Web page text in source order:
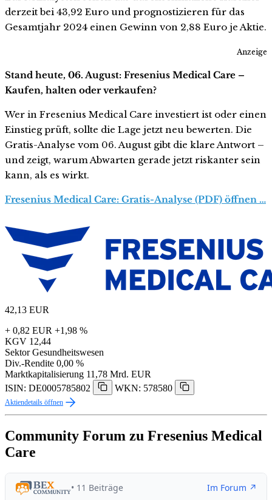
derzeit bei 43,92 Euro und prognostizieren für das
Gesamtjahr 2024 einen Gewinn von 2,88 Euro je Aktie.
Anzeige
Stand heute, 06. August: Fresenius Medical Care –
Kaufen, halten oder verkaufen?
Wer in Fresenius Medical Care investiert ist oder einen
Einstieg prüft, sollte die Lage jetzt neu bewerten. Die
Gratis-Analyse vom 06. August gibt die klare Antwort –
und zeigt, warum Abwarten gerade jetzt riskanter sein
kann, als es wirkt.
Fresenius Medical Care: Gratis-Analyse (PDF) öffnen …
42,13 EUR
+ 0,82 EUR +1,98 %
KGV 12,44
Sektor Gesundheitswesen
Div.-Rendite 0,00 %
Marktkapitalisierung 11,78 Mrd. EUR
ISIN: DE0005785802
WKN: 578580
Aktiendetails öffnen
Community Forum zu Fresenius Medical
Care